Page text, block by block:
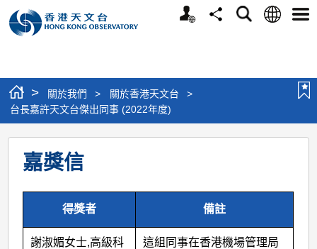
個
分
搜
語
選
> 關於我們 > 關於香港天文台
>
台長嘉許天文台傑出同事 (2022年度)
台
長
嘉
天
嘉獎信
得獎者 備註
謝淑媚女士,高級科
這組同事在香港機場管理局